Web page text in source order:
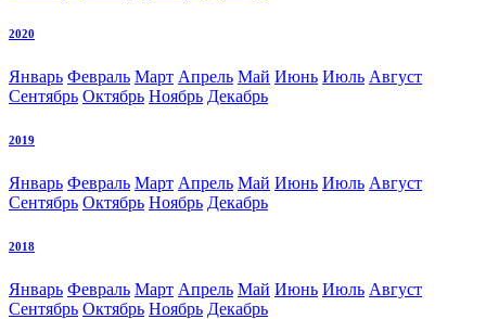
2020
Январь Февраль Март Апрель Май Июнь Июль Август
Сентябрь Октябрь Ноябрь Декабрь
2019
Январь Февраль Март Апрель Май Июнь Июль Август
Сентябрь Октябрь Ноябрь Декабрь
2018
Январь Февраль Март Апрель Май Июнь Июль Август
Сентябрь Октябрь Ноябрь Декабрь